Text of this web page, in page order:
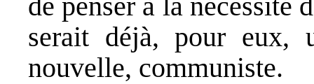
serait déjà, pour eux,
nouvelle, communiste.